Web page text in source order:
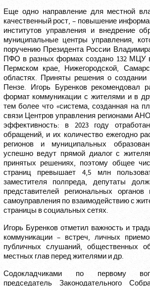
Еще одно направление для местной
качественный рост, – повышение
институтов управления и внедрение
муниципальные центры управления,
поручению Президента России
ПФО в разных формах создано 132 МЦУ
Пермском крае, Нижегородской,
областях. Приняты решения о
Пензе. Игорь Буренков рекомендовал
формат коммуникации с жителями и в
тем более что «система, созданная на
связи Центров управления регионами
эффективность: в 2023 году
обращений, и их количество ежегодно
регионов и муниципальных
успешно ведут прямой диалог с
принятых решениях, поэтому общее
страниц превышает 4,5 млн
заместителя полпреда, депутаты
представителей региональных
самоуправления по взаимодействию с
страницы в социальных сетях.
Игорь Буренков отметил важность и
коммуникации – встреч, личных
публичных слушаний, общественных
местных глав перед жителями и др.
Содокладчиками по первому
председатель Законодательного